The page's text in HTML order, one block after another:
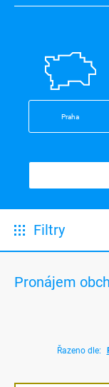
Praha
Filtry
Pronájem
Řazeno dle: